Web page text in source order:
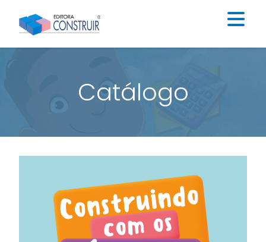
Institucional
Catálogo
Educação Infantil
Ensino Fundamental I
Blog
Contato
Catálogo